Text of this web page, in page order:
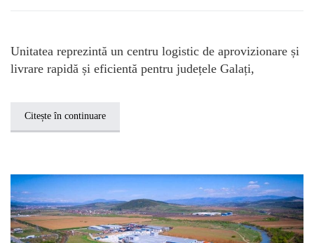
Unitatea reprezintă un centru logistic de aprovizionare și
livrare rapidă și eficientă pentru județele Galați,
Citește în continuare